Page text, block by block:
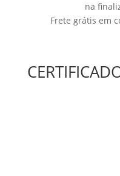
na
Frete grátis em